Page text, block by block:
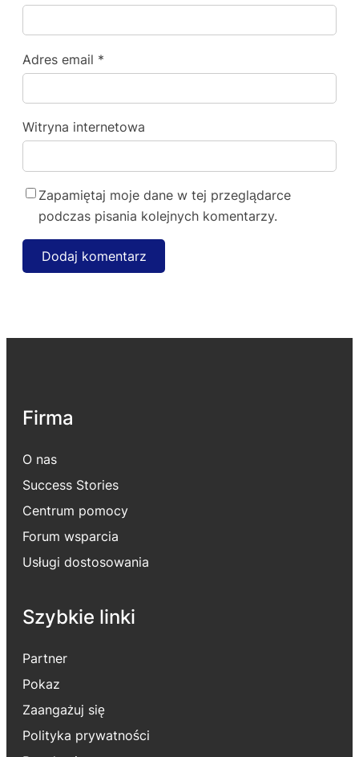
Adres email *
Witryna internetowa
Zapamiętaj moje dane w tej przeglądarce
podczas pisania kolejnych komentarzy.
Firma
O nas
Success Stories
Centrum pomocy
Forum wsparcia
Usługi dostosowania
Szybkie linki
Partner
Pokaz
Zaangażuj się
Polityka prywatności